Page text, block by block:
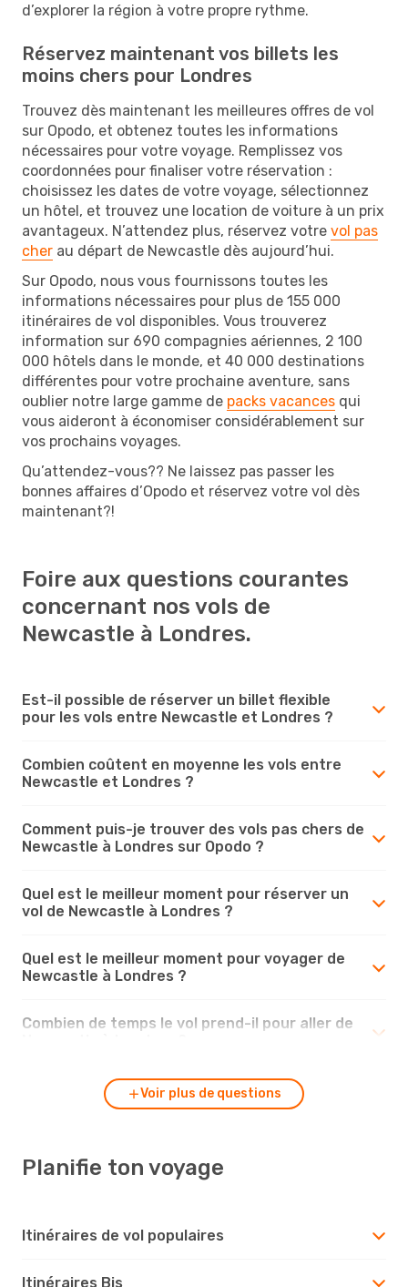
d’explorer la région à votre propre rythme.
Réservez maintenant vos billets les
moins chers pour Londres
Trouvez dès maintenant les meilleures offres de vol
sur Opodo, et obtenez toutes les informations
nécessaires pour votre voyage. Remplissez vos
coordonnées pour finaliser votre réservation :
choisissez les dates de votre voyage, sélectionnez
un hôtel, et trouvez une location de voiture à un prix
avantageux. N’attendez plus, réservez votre vol pas
cher au départ de Newcastle dès aujourd’hui.
Sur Opodo, nous vous fournissons toutes les
informations nécessaires pour plus de 155 000
itinéraires de vol disponibles. Vous trouverez
information sur 690 compagnies aériennes, 2 100
000 hôtels dans le monde, et 40 000 destinations
différentes pour votre prochaine aventure, sans
oublier notre large gamme de packs vacances qui
vous aideront à économiser considérablement sur
vos prochains voyages.
Qu’attendez-vous?? Ne laissez pas passer les
bonnes affaires d’Opodo et réservez votre vol dès
maintenant?!
Foire aux questions courantes
concernant nos vols de
Newcastle à Londres.
Est-il possible de réserver un billet flexible
pour les vols entre Newcastle et Londres ?
Combien coûtent en moyenne les vols entre
Newcastle et Londres ?
Comment puis-je trouver des vols pas chers de
Newcastle à Londres sur Opodo ?
Quel est le meilleur moment pour réserver un
vol de Newcastle à Londres ?
Quel est le meilleur moment pour voyager de
Newcastle à Londres ?
Combien de temps le vol prend-il pour aller de
Voir plus de questions
Planifie ton voyage
Itinéraires de vol populaires
Itinéraires Bis